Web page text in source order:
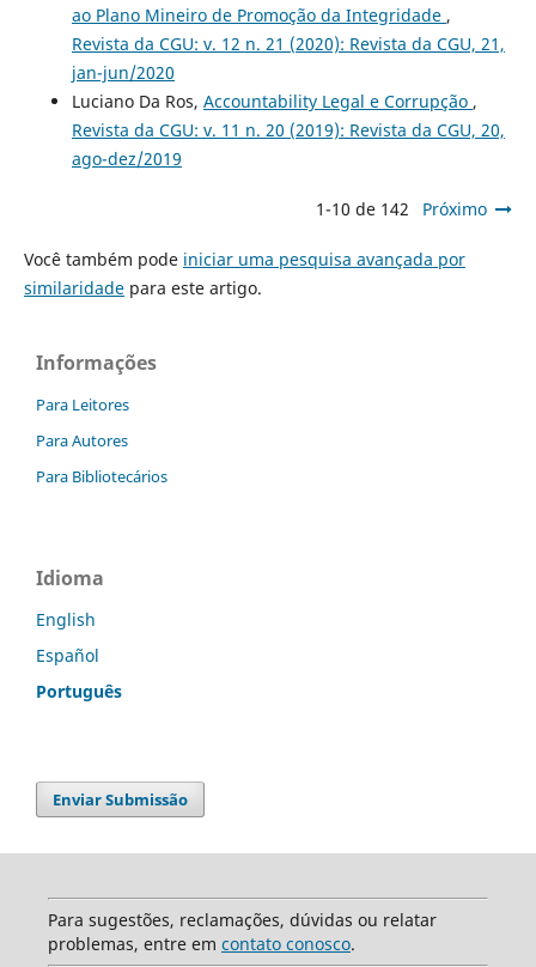
ao Plano Mineiro de Promoção da Integridade ,
Revista da CGU: v. 12 n. 21 (2020): Revista da CGU, 21,
jan-jun/2020
Luciano Da Ros, Accountability Legal e Corrupção ,
Revista da CGU: v. 11 n. 20 (2019): Revista da CGU, 20,
ago-dez/2019
1-10 de 142 Próximo
Você também pode iniciar uma pesquisa avançada por
similaridadepara este artigo.
Informações
Para Leitores
Para Autores
Para Bibliotecários
Idioma
English
Español
Português
Enviar Submissão
Para sugestões, reclamações, dúvidas ou relatar
problemas, entre em contato conosco.